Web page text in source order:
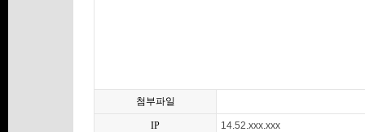
첨부파일
IP 14.52.xxx.xxx